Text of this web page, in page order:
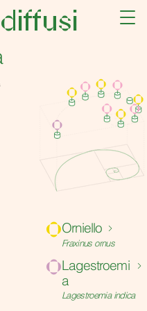
o
oOrniello
Fraxinus ornus
Lagestroemi
a
Lagestroemia indica